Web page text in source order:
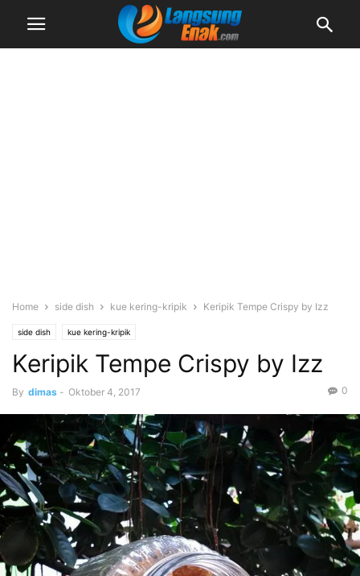
Home side dish kue kering-kripik Keripik Tempe Crispy by Izz
side dish kue kering-kripik
Keripik Tempe Crispy by Izz
By dimas - Oktober 4, 2017 0